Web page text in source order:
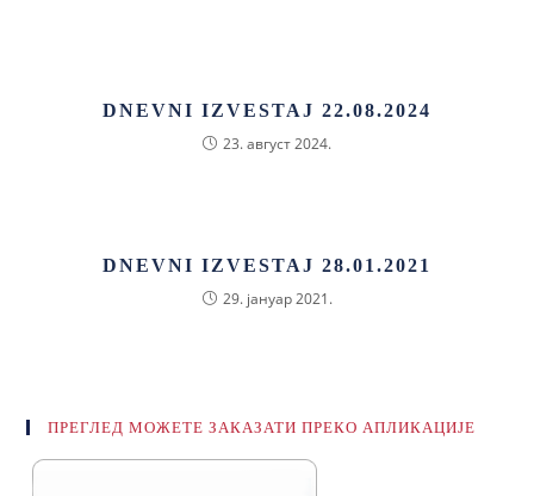
DNEVNI IZVESTAJ 22.08.2024
23. август 2024.
DNEVNI IZVESTAJ 28.01.2021
29. јануар 2021.
ПРЕГЛЕД МОЖЕТЕ ЗАКАЗАТИ ПРЕКО АПЛИКАЦИЈЕ